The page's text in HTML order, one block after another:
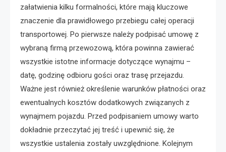
załatwienia kilku formalności, które mają kluczowe
znaczenie dla prawidłowego przebiegu całej operacji
transportowej. Po pierwsze należy podpisać umowę z
wybraną firmą przewozową, która powinna zawierać
wszystkie istotne informacje dotyczące wynajmu –
datę, godzinę odbioru gości oraz trasę przejazdu.
Ważne jest również określenie warunków płatności oraz
ewentualnych kosztów dodatkowych związanych z
wynajmem pojazdu. Przed podpisaniem umowy warto
dokładnie przeczytać jej treść i upewnić się, że
wszystkie ustalenia zostały uwzględnione. Kolejnym